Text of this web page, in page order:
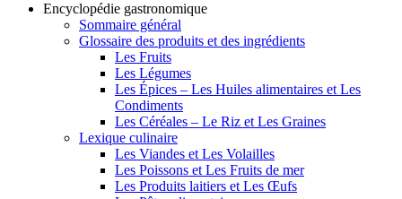
Encyclopédie gastronomique
Sommaire général
Glossaire des produits et des ingrédients
Les Fruits
Les Légumes
Les Épices – Les Huiles alimentaires et Les
Condiments
Les Céréales – Le Riz et Les Graines
Lexique culinaire
Les Viandes et Les Volailles
Les Poissons et Les Fruits de mer
Les Produits laitiers et Les Œufs